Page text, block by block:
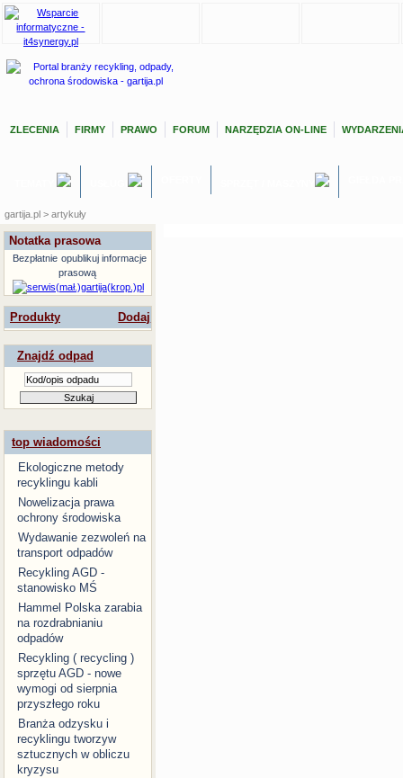
ZLECENIA FIRMY PRAWO FORUM NARZĘDZIA ON-LINE
gartija.pl > artykuły
Notatka prasowa
Bezpłatnie opublikuj informacje
prasową
Produkty Dodaj
Znajdź odpad
top wiadomości
Ekologiczne metody
recyklingu kabli
Nowelizacja prawa
ochrony środowiska
Wydawanie zezwoleń na
transport odpadów
Recykling AGD -
stanowisko MŚ
Hammel Polska zarabia
na rozdrabnianiu
odpadów
Recykling ( recycling )
sprzętu AGD - nowe
wymogi od sierpnia
przyszłego roku
Branża odzysku i
recyklingu tworzyw
sztucznych w obliczu
kryzysu